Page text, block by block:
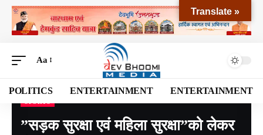
Aa
POLITICS ENTERTAINMENT ENTERTAINMENT
Devbhoomi Media>Blog>SPORTS>”सड़क सुरक्षा एवं महिला सुरक्षा”को लेकर होगी हॉफ मैराथन:अशोक कुमार
”सड़क सुरक्षा एवं महिला सुरक्षा”को लेकर
Translate »